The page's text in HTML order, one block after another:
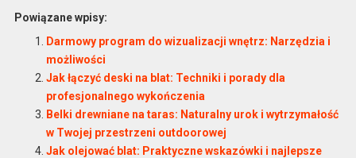
Powiązane wpisy:
Darmowy program do wizualizacji wnętrz: Narzędzia i
możliwości
Jak łączyć deski na blat: Techniki i porady dla
profesjonalnego wykończenia
Belki drewniane na taras: Naturalny urok i wytrzymałość
w Twojej przestrzeni outdoorowej
Jak olejować blat: Praktyczne wskazówki i najlepsze